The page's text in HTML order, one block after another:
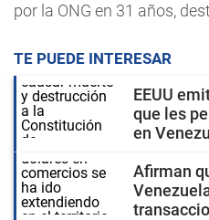
por la ONG en 31 años,
TE PUEDE INTERESAR
EEUU
que les
en
Afirman